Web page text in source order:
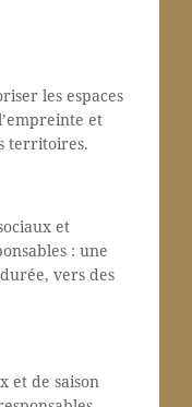
les espaces
et
territoires.
et
: une
vers des
et de saison